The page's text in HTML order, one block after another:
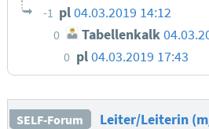
-1 pl04.03.2019 14:12
0 Tabellenkalk
0 pl04.03.2019 17:43
SELF-Forum
Leiter/Leiterin